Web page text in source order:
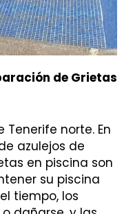
de Grietas
norte. En
azulejos de
en piscina son
su piscina
tiempo, los